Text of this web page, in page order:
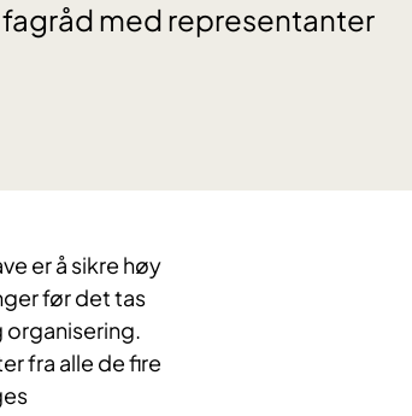
med representanter
er å sikre høy
før det tas
organisering.
fra alle de fire